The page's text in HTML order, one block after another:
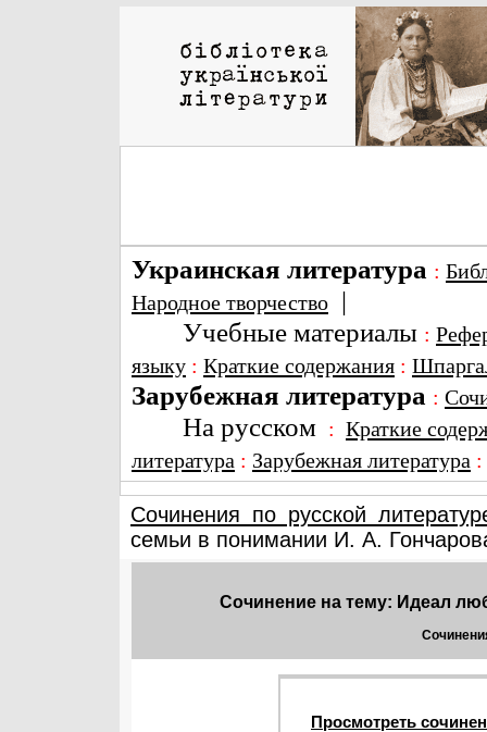
Украинская литература :
Народное творчество |
Учебные материалы :
языку : Краткие содержания :
Зарубежная литература :
На русском : Краткие
литература : Зарубежная литература
Сочинения по русской
семьи в понимании И. А.
Сочинение на тему: Идеал
Просмотреть